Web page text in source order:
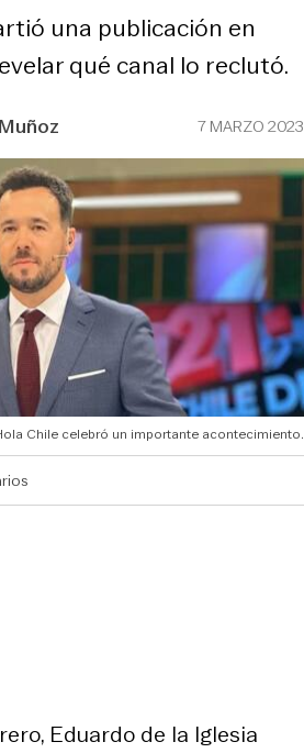
una publicación en
qué canal lo reclutó.
7 MARZO 2023
Chile celebró un importante acontecimiento.
Eduardo de la Iglesia